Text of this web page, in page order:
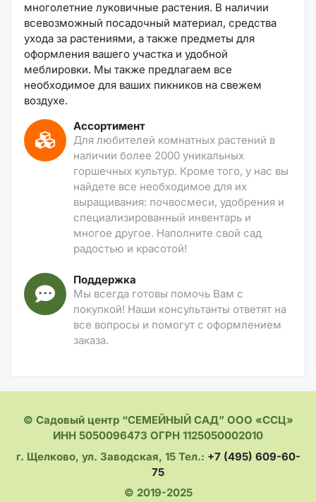
многолетние луковичные растения. В наличии
всевозможный посадочный материал, средства
ухода за растениями, а также предметы для
оформления вашего участка и удобной
меблировки. Мы также предлагаем все
необходимое для ваших пикников на свежем
воздухе.
Ассортимент
Для любителей комнатных растений в
наличии более 2000 уникальных
горшечных культур. Кроме того, у нас вы
найдете все необходимое для их
выращивания: почвосмеси, удобрения и
специализированный инвентарь и
многое другое. Наполните свой сад
радостью и красотой!
Поддержка
Мы всегда готовы помочь Вам с
покупкой! Наши консультанты ответят на
все вопросы и помогут с оформлением
заказа.
© Садовый центр “СЕМЕЙНЫЙ САД” ООО «ССЦ»
ИНН 5050096473 ОГРН 1125050002010
г. Щелково, ул. Заводская, 15 Тел.: +7 (495) 609-60-
75
© 2019-2025